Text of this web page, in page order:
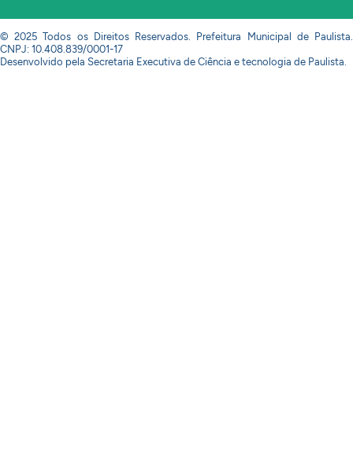
© 2025 Todos os Direitos Reservados. Prefeitura Municipal de Paulista.
CNPJ: 10.408.839/0001-17
Desenvolvido pela Secretaria Executiva de Ciência e tecnologia de Paulista.